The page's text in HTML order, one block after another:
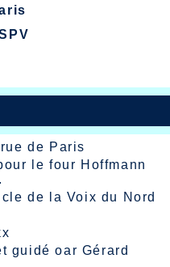
de Paris
le four Hoffmann
de la Voix du Nord
guidé oar Gérard